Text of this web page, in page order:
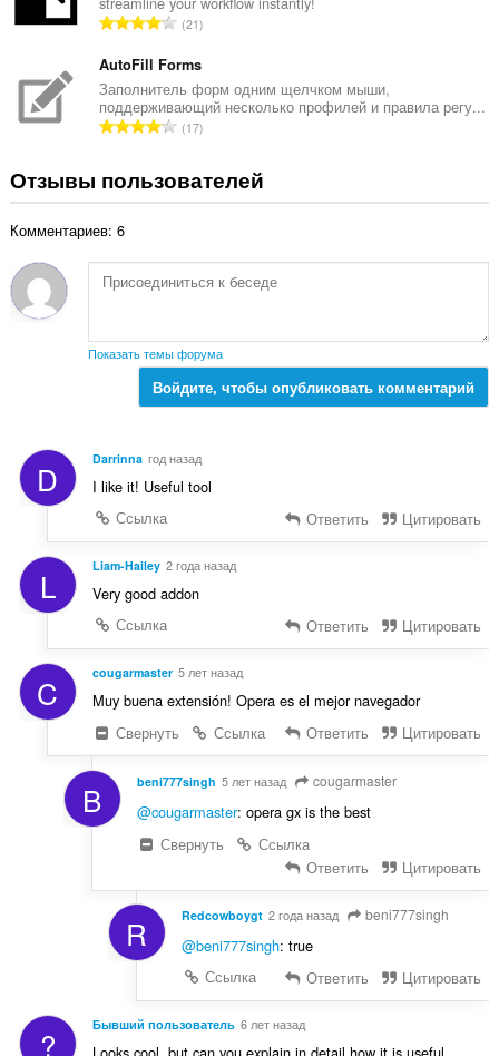
о
к
:
о
о
е
н
о
к
В
е
г
о
о
е
н
:
21
AutoFill Forms
Заполнитель форм одним щелчком мыши,
поддерживающий несколько профилей и правила регу...
В
г
ц
е
к
:
17
Отзывы пользователей
Комментариев: 6
Показать темы форума
Войдите, чтобы опубликовать комментарий
D Darrinna год назад
I like it! Useful tool
Ссылка
Ответить Цитировать
L Liam-Hailey 2 года назад
Very good addon
Ссылка
Ответить Цитировать
C cougarmaster 5 лет назад
Muy buena extensión! Opera es el mejor navegador
Свернуть
Ссылка Ответить Цитировать
B beni777singh 5 лет назад cougarmaster
@cougarmaster: opera gx is the best
Свернуть
Ссылка
Ответить
Цитировать
R Redcowboygt 2 года назад beni777singh
@beni777singh: true
Ссылка
Ответить Цитировать
? Бывший пользователь 6 лет назад